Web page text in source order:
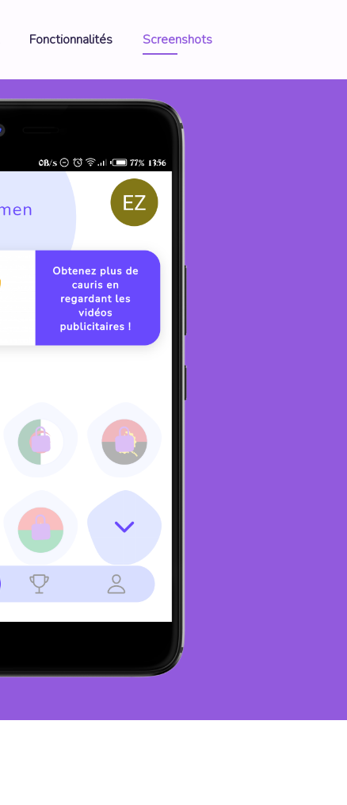
Fonctionnalités Screenshots